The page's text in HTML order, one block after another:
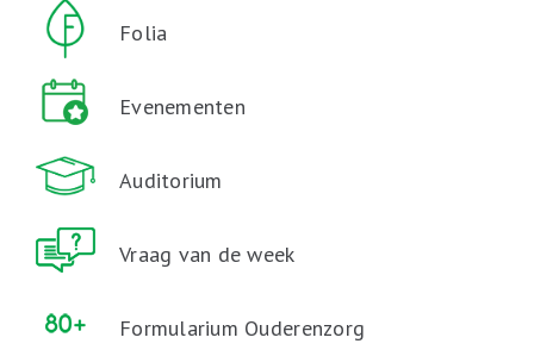
Folia
Evenementen
Auditorium
Vraag van de week
Formularium Ouderenzorg